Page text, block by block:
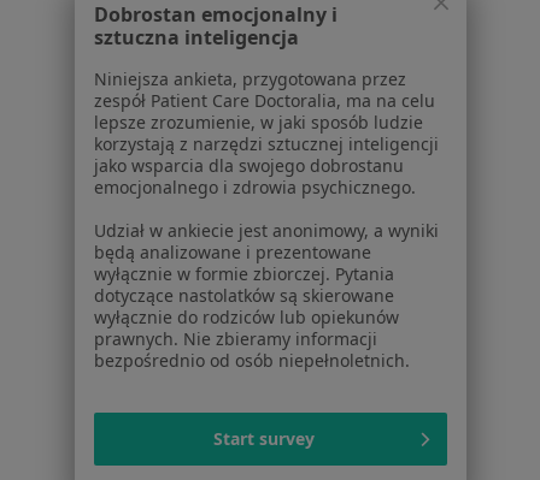
Polityka cookies
Jak działają wyniki wyszukiwania
Dostępność
O nas
Praca Rekrutujemy!
Partnerzy
Centrum prasowe
Kontakt
Dla pacjentów
Lekarze
Placówki medyczne
Pytania i odpowiedzi
Choroby
Dobrostan emocjonalny i
sztuczna inteligencja
Niniejsza ankieta, przygotowana przez
zespół Patient Care Doctoralia, ma na celu
lepsze zrozumienie, w jaki sposób ludzie
korzystają z narzędzi sztucznej inteligencji
jako wsparcia dla swojego dobrostanu
emocjonalnego i zdrowia psychicznego.
Udział w ankiecie jest anonimowy, a wyniki
będą analizowane i prezentowane
wyłącznie w formie zbiorczej. Pytania
dotyczące nastolatków są skierowane
wyłącznie do rodziców lub opiekunów
prawnych. Nie zbieramy informacji
bezpośrednio od osób niepełnoletnich.
Start survey